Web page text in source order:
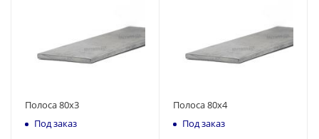
Полоса 80х3
Под заказ
Полоса 80х4
Под заказ